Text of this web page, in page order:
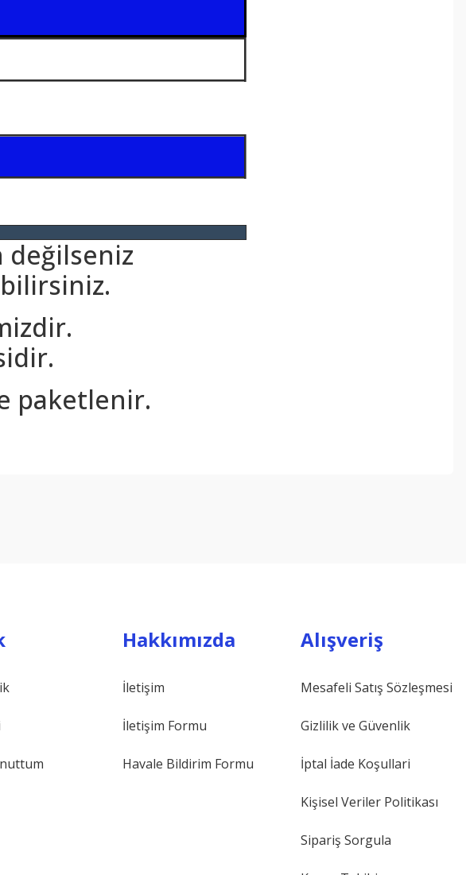
değilseniz
paketlenir.
Hakkımızda
İletişim
İletişim Formu
Havale Bildirim Formu
Alışveriş
Mesafeli Satış Sözleşmesi
Gizlilik ve Güvenlik
İptal İade Koşullari
Kişisel Veriler Politikası
Sipariş Sorgula